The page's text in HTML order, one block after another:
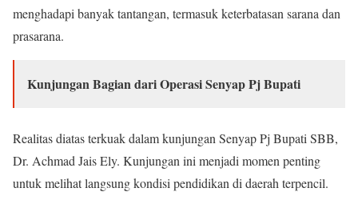
menghadapi banyak tantangan, termasuk keterbatasan sarana dan
prasarana.
Kunjungan Bagian dari Operasi Senyap Pj Bupati
Realitas diatas terkuak dalam kunjungan Senyap Pj Bupati SBB,
Dr. Achmad Jais Ely. Kunjungan ini menjadi momen penting
untuk melihat langsung kondisi pendidikan di daerah terpencil.